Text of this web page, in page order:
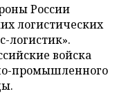
России
логистических
логистик».
войска
промышленного